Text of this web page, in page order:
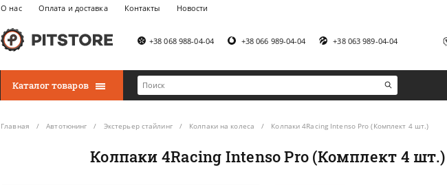
О нас Оплата и доставка Контакты Новости
+38 068 988-04-04 +38 066 989-04-04 +38 063 989-04-04
Каталог товаров
Главная Автотюнинг Экстерьер стайлинг Колпаки на колеса Колпаки 4Racing Intenso Pro (Комплект 4 шт.)
Колпаки 4Racing Intenso Pro (Комплект 4 шт.)